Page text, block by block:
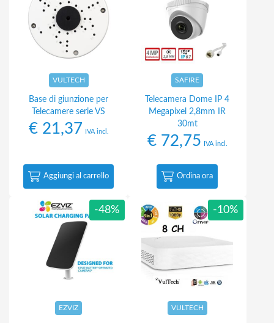
VULTECH
Base di giunzione per
Telecamere serie VS
€21,37 IVA incl.
Aggiungi al carrello
SAFIRE
Telecamera Dome IP 4
Megapixel 2,8mm IR
30mt
€72,75 IVA incl.
Ordina ora
-48%
EZVIZ
-10%
VULTECH